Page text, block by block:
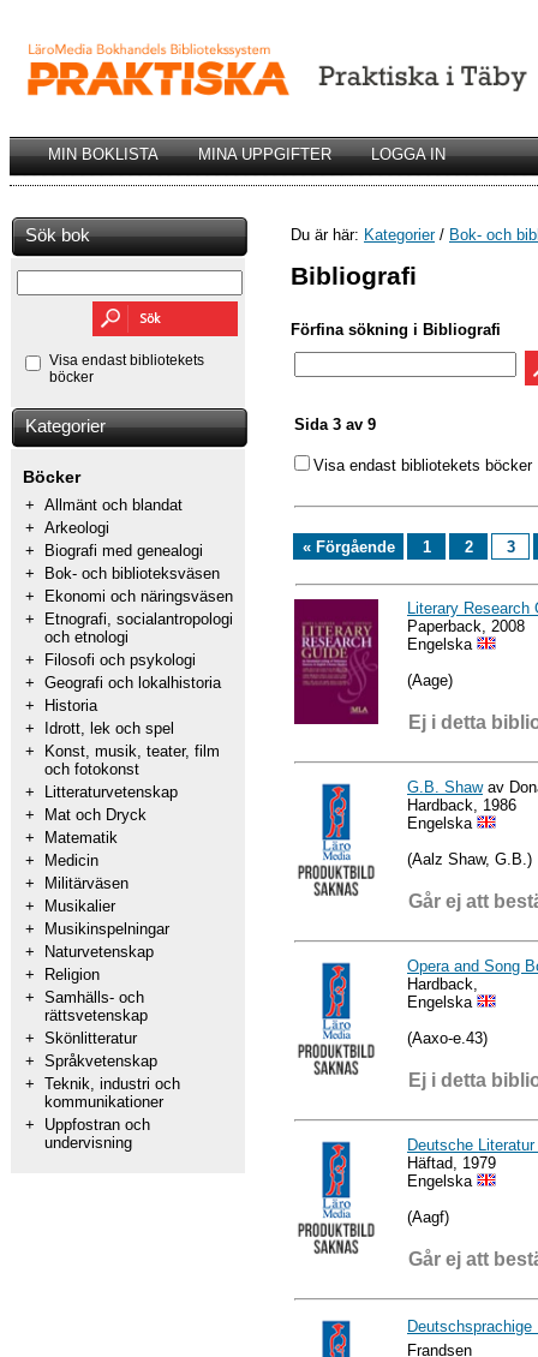
MIN BOKLISTA MINA UPPGIFTER LOGGA IN
Sök bok
Visa endast bibliotekets
böcker
Kategorier
Böcker
+ Allmänt och blandat
+ Arkeologi
+
Biografi med genealogi
+
Bok- och biblioteksväsen
+
Ekonomi och näringsväsen
+
Etnografi, socialantropologi
och etnologi
+
Filosofi och psykologi
+ Geografi och lokalhistoria
+
Historia
+
Idrott, lek och spel
+
Konst, musik, teater, film
och fotokonst
+
Litteraturvetenskap
+
Mat och Dryck
+
Matematik
+
Medicin
+
Militärväsen
+
Musikalier
+
Musikinspelningar
+
Naturvetenskap
+
Religion
+ Samhälls- och
rättsvetenskap
+ Skönlitteratur
+ Språkvetenskap
+ Teknik, industri och
kommunikationer
+
Uppfostran och
undervisning
Du är här: Kategorier/ Bok- och
Bibliografi
Förfina sökning i Bibliografi
Sida 3 av 9
Visa endast bibliotekets böcker
« Förgående 1 2 3
Literary Research
Paperback, 2008
Engelska
(Aage)
Ej i detta
G.B. Shawav
Hardback, 1986
Engelska
(Aalz Shaw, G.B.)
Går ej att
Opera and Song
Hardback,
Engelska
(Aaxo-e.43)
Ej i detta
Deutsche
Häftad, 1979
Engelska
(Aagf)
Går ej att
Deutschsprachige
Frandsen